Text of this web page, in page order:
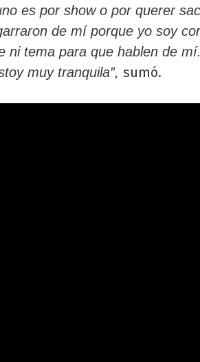
es por show o por querer
de mí porque yo soy
ni tema para que hablen de
muy tranquila”, sumó.